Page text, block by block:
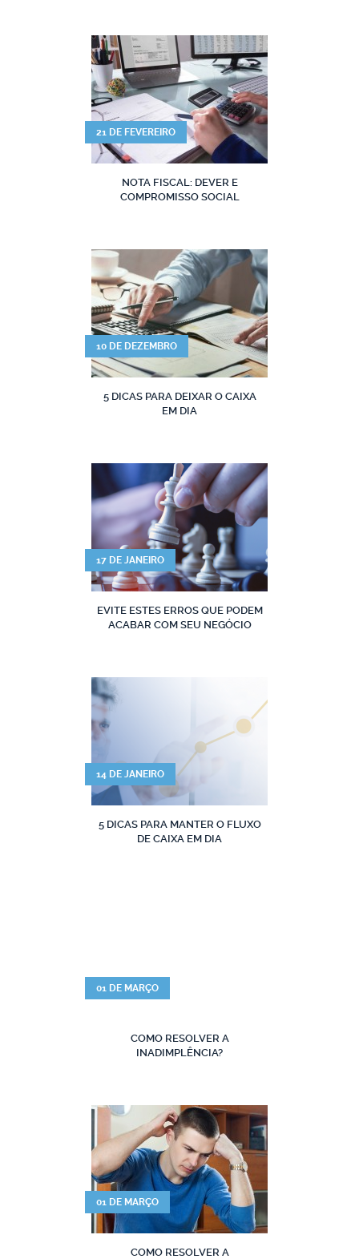
21 DE FEVEREIRO
NOTA FISCAL: DEVER E
COMPROMISSO SOCIAL
10 DE DEZEMBRO
5 DICAS PARA DEIXAR O CAIXA
EM DIA
17 DE JANEIRO
EVITE ESTES ERROS QUE PODEM
ACABAR COM SEU NEGÓCIO
14 DE JANEIRO
5 DICAS PARA MANTER O FLUXO
DE CAIXA EM DIA
01 DE MARÇO
COMO RESOLVER A
INADIMPLÊNCIA?
01 DE MARÇO
COMO RESOLVER A